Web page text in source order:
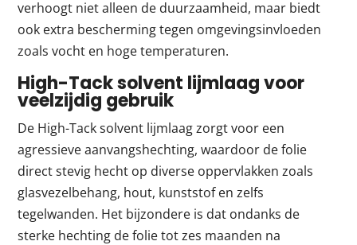
verhoogt niet alleen de duurzaamheid, maar biedt
ook extra bescherming tegen omgevingsinvloeden
zoals vocht en hoge temperaturen.
High-Tack solvent lijmlaag voor
veelzijdig gebruik
De High-Tack solvent lijmlaag zorgt voor een
agressieve aanvangshechting, waardoor de folie
direct stevig hecht op diverse oppervlakken zoals
glasvezelbehang, hout, kunststof en zelfs
tegelwanden. Het bijzondere is dat ondanks de
sterke hechting de folie tot zes maanden na